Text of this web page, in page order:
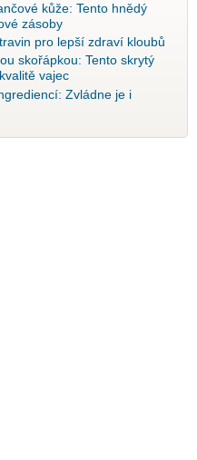
kůže: Tento hnědý
zásoby
pro lepší zdraví kloubů
skořápkou: Tento skrytý
vajec
Zvládne je i